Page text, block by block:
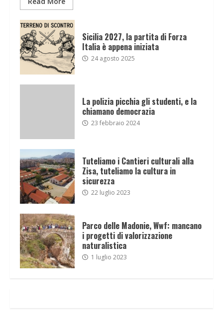
Sicilia 2027, la partita di Forza
Italia è appena iniziata
24 agosto 2025
La polizia picchia gli studenti, e la
chiamano democrazia
23 febbraio 2024
Tuteliamo i Cantieri culturali alla
Zisa, tuteliamo la cultura in
sicurezza
22 luglio 2023
Parco delle Madonie, Wwf: mancano
i progetti di valorizzazione
naturalistica
1 luglio 2023